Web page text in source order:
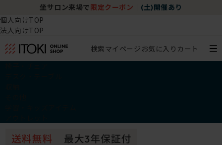
坐サロン来場で 限定クーポン (土)開催あり
個人向けTOP
法人向けTOP
検索マイページ お気に入り カート